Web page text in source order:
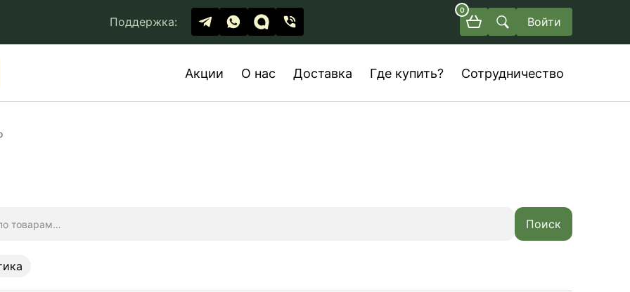
Поддержка:
0
Войти
Акции О нас Доставка Где купить? Сотрудничество
Поиск